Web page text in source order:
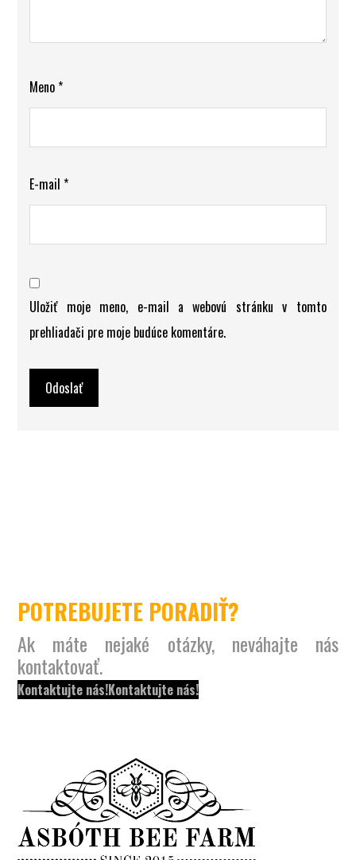
Meno*
E-mail*
Uložiť moje meno, e-mail a webovú stránku v tomto
prehliadači pre moje budúce komentáre.
POTREBUJETE PORADIŤ?
Ak máte nejaké otázky, neváhajte nás
kontaktovať.
Kontaktujte nás!Kontaktujte nás!